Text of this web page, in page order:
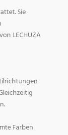
Sie
LECHUZA
Farben